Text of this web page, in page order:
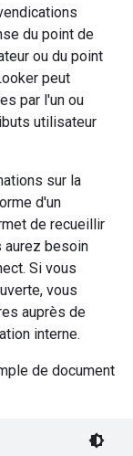
du point de
ou du point
peut
par l'un ou
utilisateur
sur la
d'un
de recueillir
aurez besoin
Si vous
vous
auprès de
interne.
de document